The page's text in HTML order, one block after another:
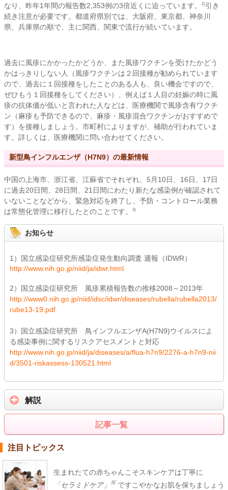
なり、昨年1年間の報告数2,353例の3倍近くに迫っています。
2) 引き
続き注意が必要です。都道府県別では、大阪府、東京都、神奈川
県、兵庫県の順で、主に関西、関東で流行が続いています。
過去に風疹にかかったかどうか、また風疹ワクチンを受けたかどう
かはっきりしない人（風疹ワクチンは２回接種が勧められています
ので、過去に１回接種をしたことのある人も、良い機会ですので、
ぜひもう１回接種をしてください）、例えば１人目の妊娠の時に風
疹の抗体価が低いと言われた人などは、医療機関で風疹含有ワクチ
ン（麻疹も予防できるので、麻疹・風疹混合ワクチンがおすすめで
す）を接種しましょう。市町村によりますが、補助が行われていま
す。詳しくは、医療機関に問い合わせてください。
新型鳥インフルエンザ（H7N9）の最新情報
中国の上海市、浙江省、江蘇省でそれぞれ、5月10日、16日、17日
に過去20日間、28日間、21日間にわたり新たな感染例が確認されて
いないことなどから、緊急対応を終了し、予防・コントロール業務
は常態化管理に移行したとのことです。
3)
お知らせ
1）国立感染症研究所感染症発生動向調査 週報（IDWR）
http://www.nih.go.jp/niid/ja/idwr.html
2）国立感染症研究所 風疹累積報告数の推移2008～2013年
http://www0.nih.go.jp/niid/idsc/idwr/diseases/rubella/rubella2013/
rube13-19.pdf
3）国立感染症研究所 鳥インフルエンザA(H7N9)ウイルスによ
る感染事例に関するリスクアセスメントと対応
http://www.nih.go.jp/niid/ja/diseases/a/flua-h7n9/2276-a-h7n9-nii
d/3501-riskassess-130521.html
解説
記事一覧
注目トピックス
生まれたての赤ちゃんこそスキンケアは丁寧に
「セラミドケア」
※ ですこやかなお肌を保ちましょう